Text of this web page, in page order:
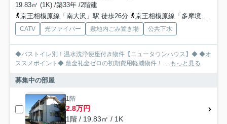
19.83㎡ (1K) /築33年 /2階建
京王相模原線「南大沢」駅 徒歩26分
京王相模原線「多摩境」駅 徒歩36分
CATV 光ファイバー 敷地内ごみ置き場 公共下水
◆バストイレ別！温水洗浄便座付き物件【ニュータウンハウス】◆ ◆オ
ススメポイント◆ 敷金礼金ゼロの初期費用軽減物件！ ... もっと見る
募集中の部屋
1階
2.8万円
1階 / 19.83㎡ / 1K